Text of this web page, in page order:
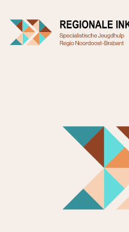
naar
inhoud